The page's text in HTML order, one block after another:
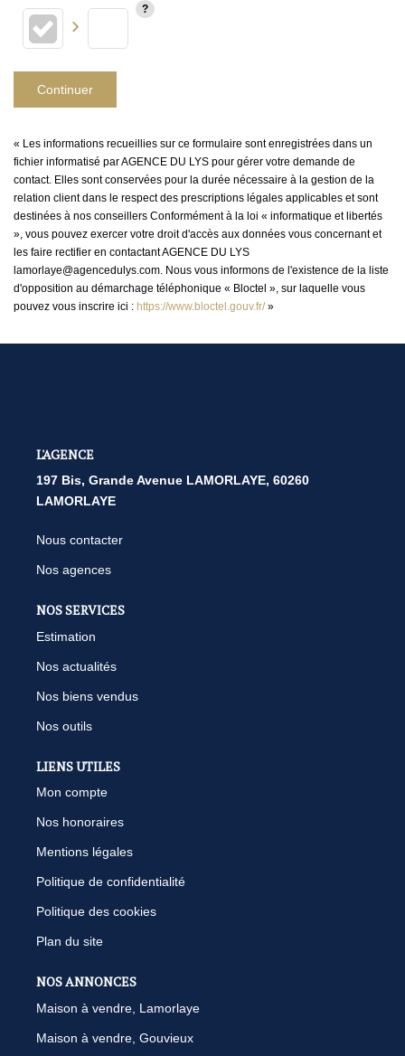
Continuer
« Les informations recueillies sur ce formulaire sont enregistrées dans un
fichier informatisé par AGENCE DU LYS pour gérer votre demande de
contact. Elles sont conservées pour la durée nécessaire à la gestion de la
relation client dans le respect des prescriptions légales applicables et sont
destinées à nos conseillers Conformément à la loi « informatique et libertés
», vous pouvez exercer votre droit d'accès aux données vous concernant et
les faire rectifier en contactant AGENCE DU LYS
lamorlaye@agencedulys.com. Nous vous informons de l'existence de la liste
d'opposition au démarchage téléphonique « Bloctel », sur laquelle vous
pouvez vous inscrire ici : https://www.bloctel.gouv.fr/»
L'AGENCE
197 Bis, Grande Avenue LAMORLAYE, 60260
LAMORLAYE
Nous contacter
Nos agences
NOS SERVICES
Estimation
Nos actualités
Nos biens vendus
Nos outils
LIENS UTILES
Mon compte
Nos honoraires
Mentions légales
Politique de confidentialité
Politique des cookies
Plan du site
NOS ANNONCES
Maison à vendre, Lamorlaye
Maison à vendre, Gouvieux